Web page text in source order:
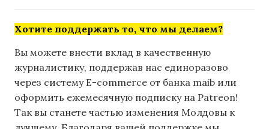
Хотите поддержать то, что мы делаем?
Вы можете внести вклад в качественную
журналистику, поддержав нас единоразово
через систему E-commerce от банка maib или
оформить ежемесячную подписку на Patreon!
Так вы станете частью изменения Молдовы к